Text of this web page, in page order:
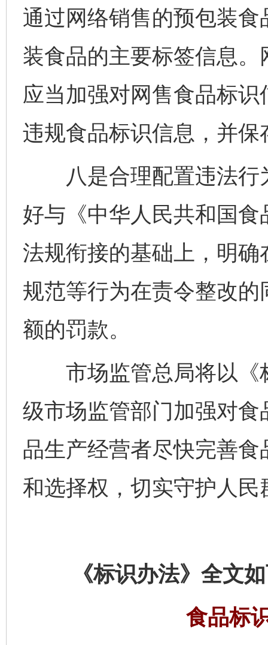
通过网络销售的预包装
装食品的主要标签信息
应当加强对网售食品标
违规食品标识信息，并保
八是合理配置违法行
好与《中华人民共和国
法规衔接的基础上，明
规范等行为在责令整改
额的罚款。
市场监管总局将以《
级市场监管部门加强对
品生产经营者尽快完善
和选择权，切实守护人民
《标识办法》全文如
食品标